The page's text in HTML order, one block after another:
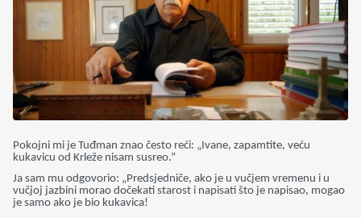
Pokojni mi je Tuđman znao često reći: „Ivane, zapamtite, veću
kukavicu od Krleže nisam susreo.“
Ja sam mu odgovorio: „Predsjedniče, ako je u vučjem vremenu i u
vučjoj jazbini morao dočekati starost i napisati što je napisao, mogao
je samo ako je bio kukavica!